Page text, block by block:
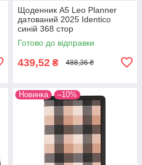
Щоденник А5 Leo Planner
датований 2025 Identico
синій 368 стор
Готово до відправки
439,52 ₴ 488,36 ₴
Новинка –10%